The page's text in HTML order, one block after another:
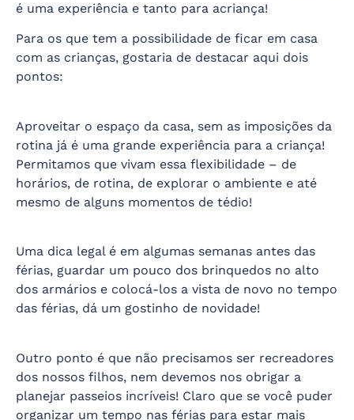
é uma experiência e tanto para acriança!
Para os que tem a possibilidade de ficar em casa
com as crianças, gostaria de destacar aqui dois
pontos:
Aproveitar o espaço da casa, sem as imposições da
rotina já é uma grande experiência para a criança!
Permitamos que vivam essa flexibilidade – de
horários, de rotina, de explorar o ambiente e até
mesmo de alguns momentos de tédio!
Uma dica legal é em algumas semanas antes das
férias, guardar um pouco dos brinquedos no alto
dos armários e colocá-los a vista de novo no tempo
das férias, dá um gostinho de novidade!
Outro ponto é que não precisamos ser recreadores
dos nossos filhos, nem devemos nos obrigar a
planejar passeios incríveis! Claro que se você puder
organizar um tempo nas férias para estar mais